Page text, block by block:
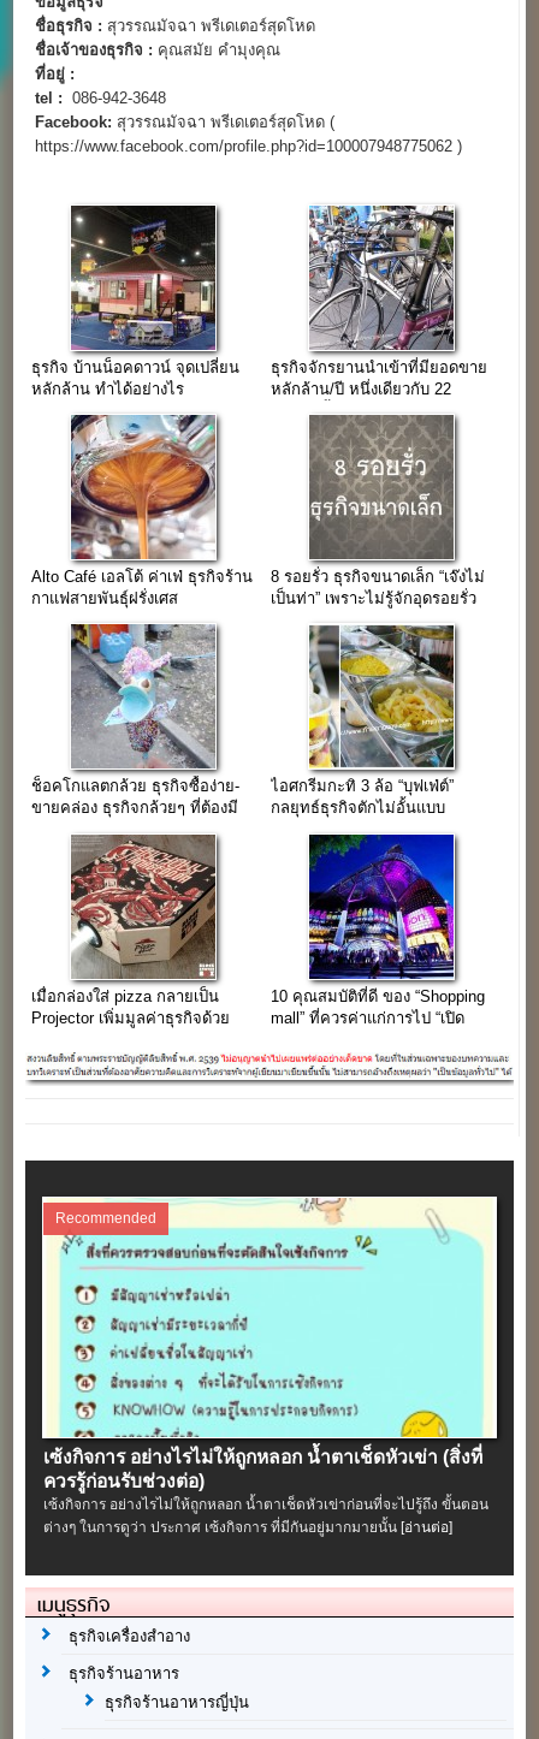
ชื่อธุรกิจ : สุวรรณมัจฉา พรีเดเตอร์สุดโหด
ชื่อเจ้าของธุรกิจ : คุณสมัย คำมุงคุณ
ที่อยู่ :
tel :086-942-3648
Facebook: สุวรรณมัจฉา พรีเดเตอร์สุดโหด (
https://www.facebook.com/profile.php?id=100007948775062 )
ธุรกิจ บ้านน็อคดาวน์ จุดเปลี่ยน
หลักล้าน ทำได้อย่างไร
ธุรกิจจักรยานนำเข้าที่มียอดขาย
หลักล้าน/ปี หนึ่งเดียวกับ 22
Alto Café เอลโต้ ค่าเฟ่ ธุรกิจร้าน
กาแฟสายพันธุ์ฝรั่งเศส
8 รอยรั่ว ธุรกิจขนาดเล็ก “เจ๊งไม่
เป็นท่า” เพราะไม่รู้จักอุดรอยรั่ว
ช็อคโกแลตกล้วย ธุรกิจซื้อง่าย-
ขายคล่อง ธุรกิจกล้วยๆ ที่ต้องมี
ไอศกรีมกะทิ 3 ล้อ “บุฟเฟ่ต์”
กลยุทธ์ธุรกิจตักไม่อั้นแบบ
เมื่อกล่องใส่ pizza กลายเป็น
Projector เพิ่มมูลค่าธุรกิจด้วย
10 คุณสมบัติที่ดี ของ “Shopping
mall” ที่ควรค่าแก่การไป “เปิด
Recommended
เซ้งกิจการ อย่างไรไม่ให้ถูกหลอก น้ำตาเช็ดหัวเข่า (สิ่งที่
ควรรู้ก่อนรับช่วงต่อ)
เซ้งกิจการ อย่างไรไม่ให้ถูกหลอก น้ำตาเช็ดหัวเข่าก่อนที่จะไปรู้ถึง ขั้นตอน
ต่างๆ ในการดูว่า ประกาศ เซ้งกิจการ ที่มีกันอยู่มากมายนั้น [อ่านต่อ]
เมนูธุรกิจ
ธุรกิจเครื่องสำอาง
ธุรกิจร้านอาหาร
ธุรกิจร้านอาหารญี่ปุ่น